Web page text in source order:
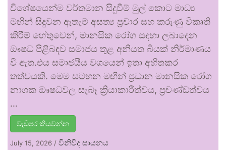
විශේෂයෙන්ම වර්තමාන සිදුවීම් මුල් කොට මාධ්‍ය
මඟින් සිදුවන ඇතැම් අසත්‍ය ප්‍රචාර සහ කරුණු විකෘති
කිරීම් හේතුවෙන්, මානසික රෝග සඳහා ලබාදෙන
ඖෂධ පිළිබඳව සමාජය තුළ අනියත බියක් නිර්මාණය
වී ඇත.එය සමාජයීය වශයෙන් ඉතා අහිතකර
තත්වයකි. මෙම සටහන මඟින් ප්‍රධාන මානසික රෝග
නාශක ඖෂධවල සැබෑ ක්‍රියාකාරීත්වය, ප්‍රචණ්ඩත්වය
…
වැඩිපුර කියවන්න
July 15, 2026 / විනිවිද සායනය